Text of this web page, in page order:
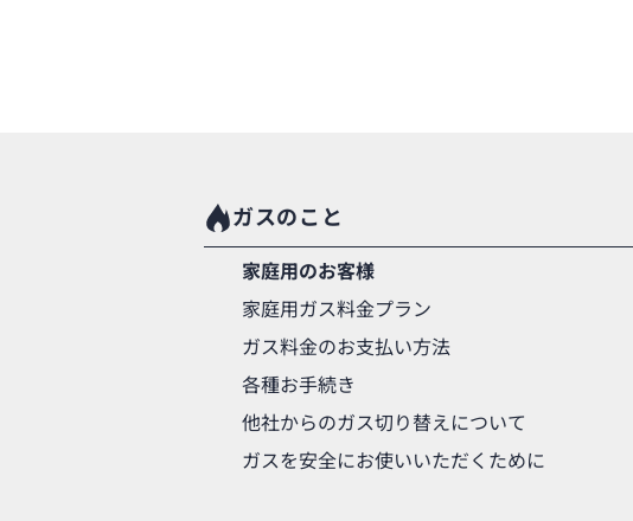
ガスのこと
家庭用のお客様
家庭用ガス料金プラン
ガス料金のお支払い方法
各種お手続き
他社からのガス切り替えについて
ガスを安全にお使いいただくために